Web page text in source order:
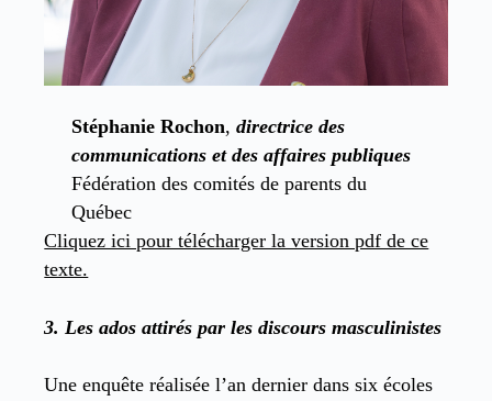
Stéphanie Rochon, directrice des
communications et des affaires publiques
Fédération des comités de parents du
Québec
Cliquez ici pour télécharger la version pdf de ce
texte.
3. Les ados attirés par les discours masculinistes
Une enquête réalisée l’an dernier dans six écoles